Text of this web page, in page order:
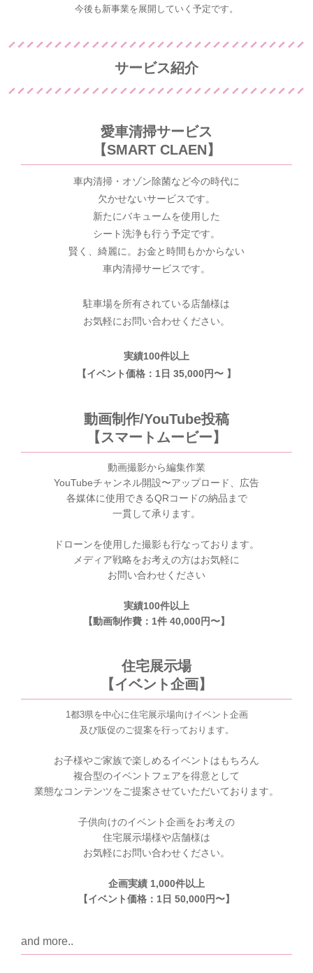
今後も新事業を展開していく予定です。
サービス紹介
愛車清掃サービス
【SMART CLAEN】
車内清掃・オゾン除菌など今の時代に
欠かせないサービスです。
新たにバキュームを使用した
シート洗浄も行う予定です。
賢く、綺麗に。お金と時間もかからない
車内清掃サービスです。
駐車場を所有されている店舗様は
お気軽にお問い合わせください。
実績100件以上
【イベント価格：1日 35,000円〜 】
動画制作/YouTube投稿
【スマートムービー】
動画撮影から編集作業
YouTubeチャンネル開設〜アップロード、広告
各媒体に使用できるQRコードの納品まで
一貫して承ります。
ドローンを使用した撮影も行なっております。
メディア戦略をお考えの方はお気軽に
お問い合わせください
実績100件以上
【動画制作費：1件 40,000円〜】
住宅展示場
【イベント企画】
1都3県を中心に住宅展示場向けイベント企画
及び販促のご提案を行っております。
お子様やご家族で楽しめるイベントはもちろん
複合型のイベントフェアを得意として
業態なコンテンツをご提案させていただいております。
子供向けのイベント企画をお考えの
住宅展示場様や店舗様は
お気軽にお問い合わせください。
企画実績 1,000件以上
【イベント価格：1日 50,000円〜】
and more..